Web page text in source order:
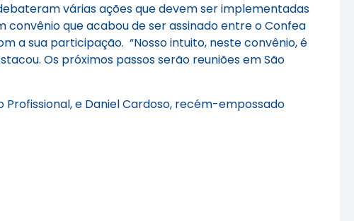
várias ações que devem ser implementadas
convênio que acabou de ser assinado entre o Confea
a sua participação. “Nosso intuito, neste convênio, é
Os próximos passos serão reuniões em São
e Daniel Cardoso, recém-empossado